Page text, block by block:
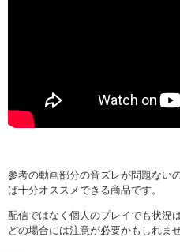
参考の動画部分の音ズレが問題ない
ば十分オススメできる商品です。
配信ではなく個人のプレイでも状況
どの場合には注意が必要かもしれませ